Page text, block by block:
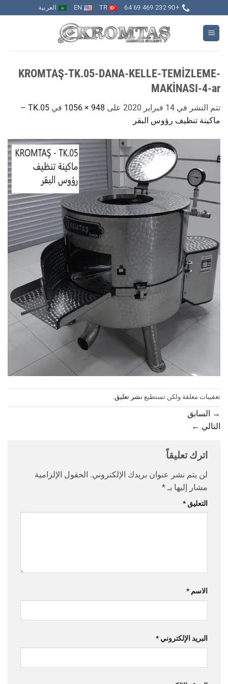
للمحتوى
+90 232 469 69 64
TR
EN العربية
KROMTAŞ-TK.05-DANA-KELLE-TEMİZLEME-
MAKİNASI-4-ar
تتم النشر في 14 فبراير 2020 على 948 × 1056 في
TK.05 –
ماكينة تنظيف رؤوس البقر
تعقيبات معلقة ولكن تستطيع نشر تعليق.
→ السابق
التالي ←
اترك تعليقاً
لن يتم نشر عنوان بريدك الإلكتروني. الحقول الإلزامية
مشار إليها بـ *
التعليق*
الاسم*
البريد الإلكتروني*